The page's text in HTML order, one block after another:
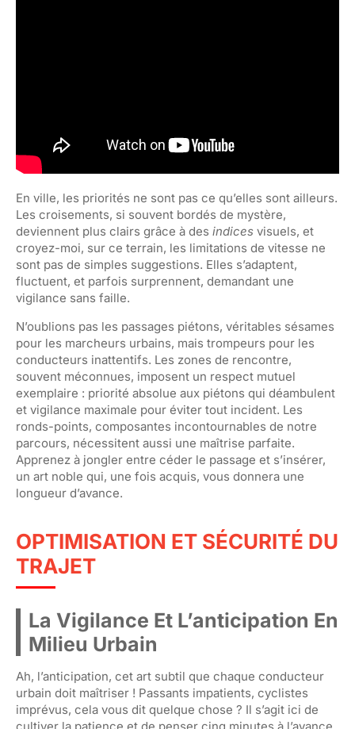
En ville, les priorités ne sont pas ce qu’elles sont ailleurs.
Les croisements, si souvent bordés de mystère,
deviennent plus clairs grâce à des indices visuels, et
croyez-moi, sur ce terrain, les limitations de vitesse ne
sont pas de simples suggestions. Elles s’adaptent,
fluctuent, et parfois surprennent, demandant une
vigilance sans faille.
N’oublions pas les passages piétons, véritables sésames
pour les marcheurs urbains, mais trompeurs pour les
conducteurs inattentifs. Les zones de rencontre,
souvent méconnues, imposent un respect mutuel
exemplaire : priorité absolue aux piétons qui déambulent
et vigilance maximale pour éviter tout incident. Les
ronds-points, composantes incontournables de notre
parcours, nécessitent aussi une maîtrise parfaite.
Apprenez à jongler entre céder le passage et s’insérer,
un art noble qui, une fois acquis, vous donnera une
longueur d’avance.
OPTIMISATION ET SÉCURITÉ DU
TRAJET
La Vigilance Et L’anticipation En
Milieu Urbain
Ah, l’anticipation, cet art subtil que chaque conducteur
urbain doit maîtriser ! Passants impatients, cyclistes
imprévus, cela vous dit quelque chose ? Il s’agit ici de